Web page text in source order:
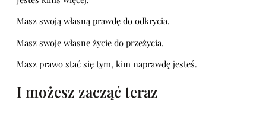
Masz swoją własną prawdę do odkrycia.
Masz swoje własne życie do przeżycia.
Masz prawo stać się tym, kim naprawdę jesteś.
I możesz zacząć teraz